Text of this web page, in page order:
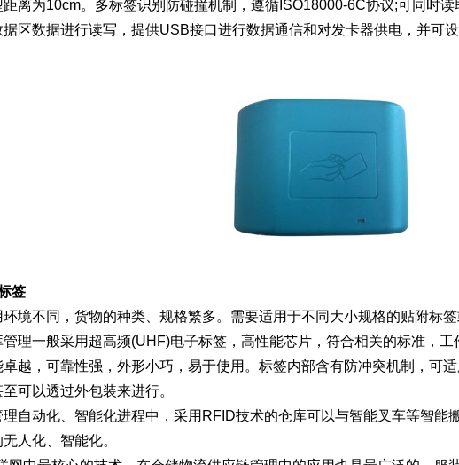
离为10cm。多标签识别防碰撞机制，遵循ISO18000-6C协议;可同时
区数据进行读写，提供USB接口进行数据通信和对发卡器供电，并可
签
境不同，货物的种类、规格繁多。需要适用于不同大小规格的贴附标
理一般采用超高频(UHF)电子标签，高性能芯片，符合相关的标准，
越，可靠性强，外形小巧，易于使用。标签内部含有防冲突机制，可
可以透过外包装来进行。
理自动化、智能化进程中，采用RFID技术的仓库可以与智能叉车等智能
人化、智能化。